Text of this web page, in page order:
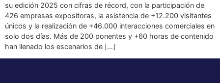
su edición 2025 con cifras de récord, con la participación de
426 empresas expositoras, la asistencia de +12.200 visitantes
únicos y la realización de +46.000 interacciones comerciales en
solo dos días. Más de 200 ponentes y +60 horas de contenido
han llenado los escenarios de […]